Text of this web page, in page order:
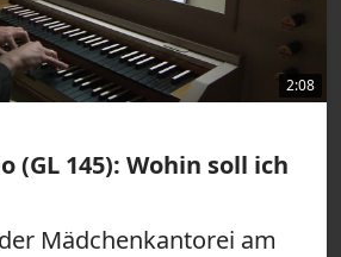
2:08
(GL 145): Wohin soll ich
Mädchenkantorei am